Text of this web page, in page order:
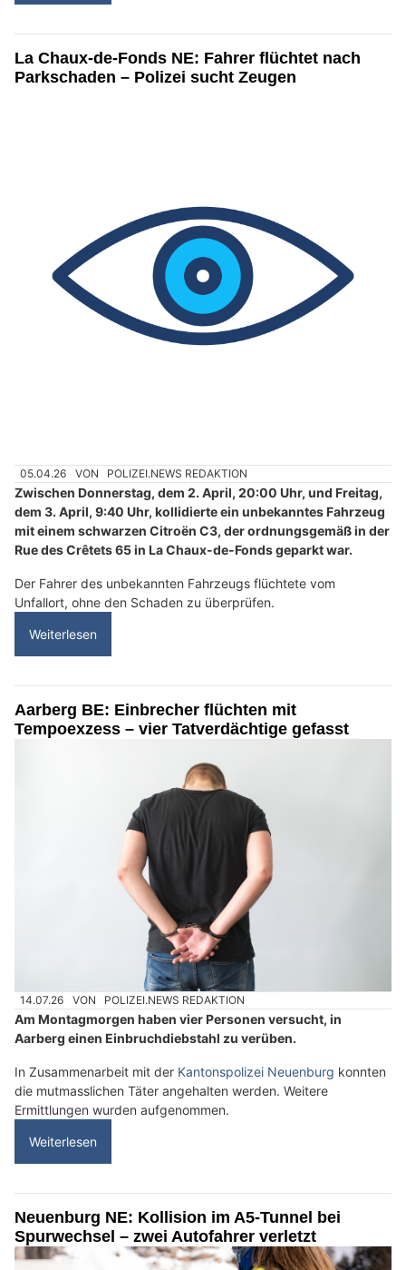
La Chaux-de-Fonds NE: Fahrer flüchtet nach
Parkschaden – Polizei sucht Zeugen
05.04.26 VON POLIZEI.NEWS REDAKTION
Zwischen Donnerstag, dem 2. April, 20:00 Uhr, und Freitag,
dem 3. April, 9:40 Uhr, kollidierte ein unbekanntes Fahrzeug
mit einem schwarzen Citroën C3, der ordnungsgemäß in der
Rue des Crêtets 65 in La Chaux-de-Fonds geparkt war.
Der Fahrer des unbekannten Fahrzeugs flüchtete vom
Unfallort, ohne den Schaden zu überprüfen.
Weiterlesen
Aarberg BE: Einbrecher flüchten mit
Tempoexzess – vier Tatverdächtige gefasst
14.07.26 VON POLIZEI.NEWS REDAKTION
Am Montagmorgen haben vier Personen versucht, in
Aarberg einen Einbruchdiebstahl zu verüben.
In Zusammenarbeit mit der Kantonspolizei Neuenburg konnten
die mutmasslichen Täter angehalten werden. Weitere
Ermittlungen wurden aufgenommen.
Weiterlesen
Neuenburg NE: Kollision im A5-Tunnel bei
Spurwechsel – zwei Autofahrer verletzt